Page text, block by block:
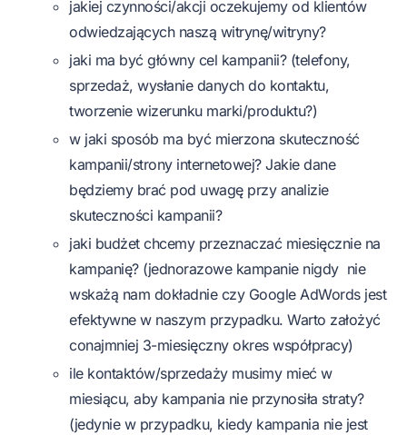
jakiej czynności/akcji oczekujemy od klientów
odwiedzających naszą witrynę/witryny?
jaki ma być główny cel kampanii? (telefony,
sprzedaż, wysłanie danych do kontaktu,
tworzenie wizerunku marki/produktu?)
w jaki sposób ma być mierzona skuteczność
kampanii/strony internetowej? Jakie dane
będziemy brać pod uwagę przy analizie
skuteczności kampanii?
jaki budżet chcemy przeznaczać miesięcznie na
kampanię? (jednorazowe kampanie nigdy nie
wskażą nam dokładnie czy Google AdWords jest
efektywne w naszym przypadku. Warto założyć
conajmniej 3-miesięczny okres współpracy)
ile kontaktów/sprzedaży musimy mieć w
miesiącu, aby kampania nie przynosiła straty?
(jedynie w przypadku, kiedy kampania nie jest